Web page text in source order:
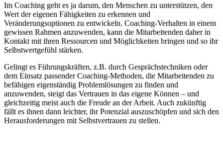
Im Coaching geht es ja darum, den Menschen zu unterstützen, den
Wert der eigenen Fähigkeiten zu erkennen und
Veränderungsoptionen zu entwickeln. Coaching-Verhalten in einem
gewissen Rahmen anzuwenden, kann die Mitarbeitenden daher in
Kontakt mit ihren Ressourcen und Möglichkeiten bringen und so ihr
Selbstwertgefühl stärken.
Gelingt es Führungskräften, z.B. durch Gesprächstechniken oder
dem Einsatz passender Coaching-Methoden, die Mitarbeitenden zu
befähigen eigenständig Problemlösungen zu finden und
anzuwenden, steigt das Vertrauen in das eigene Können – und
gleichzeitig meist auch die Freude an der Arbeit. Auch zukünftig
fällt es ihnen dann leichter, ihr Potenzial auszuschöpfen und sich den
Herausforderungen mit Selbstvertrauen zu stellen.